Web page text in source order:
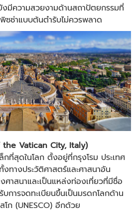
มีความสวยงามด้านสถาปัตยกรรมที่
ซซ่าแบบต้นตำรับไม่ควรพลาด
the Vatican City, Italy)
ที่สุดในโลก ตั้งอยู่ที่กรุงโรม ประเทศ
ทางประวัติศาสตร์และศาสนาอัน
ศาสนาและเป็นแหล่งท่องเที่ยวที่มีชื่อ
การจดทะเบียนขึ้นเป็นมรดกโลกด้าน
ก (UNESCO) อีกด้วย